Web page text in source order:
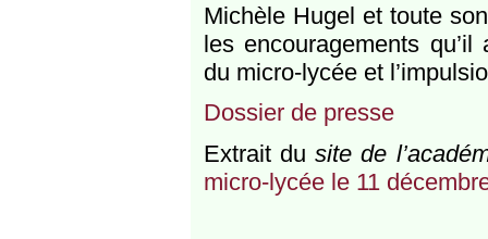
Michèle Hugel et toute
les encouragements qu’il
du micro-lycée et
Dossier de presse
Extrait dusite de
micro-lycée le 11